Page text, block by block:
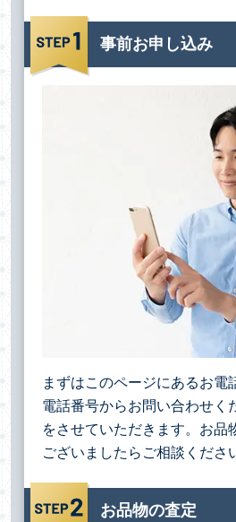
事前お申し込み
まずはこのページにあるお電
電話番号からお問い合わせく
をさせていただきます。お品
ございましたらご相談くださ
お品物の査定